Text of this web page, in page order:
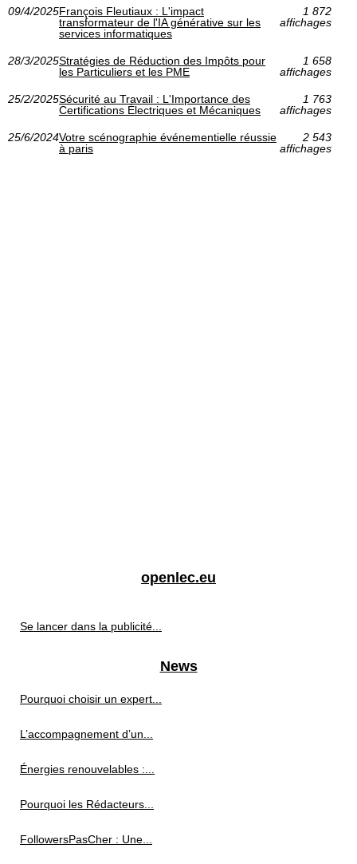
09/4/2025François Fleutiaux : L'impact
transformateur de l'IA générative sur les
services informatiques
1 872
affichages
28/3/2025Stratégies de Réduction des Impôts pour
les Particuliers et les PME
1 658
affichages
25/2/2025Sécurité au Travail : L'Importance des
Certifications Électriques et Mécaniques
1 763
affichages
25/6/2024Votre scénographie événementielle réussie
à paris
2 543
affichages
openlec.eu
Se lancer dans la publicité...
News
Pourquoi choisir un expert...
L’accompagnement d’un...
Énergies renouvelables :...
Pourquoi les Rédacteurs...
FollowersPasCher : Une...